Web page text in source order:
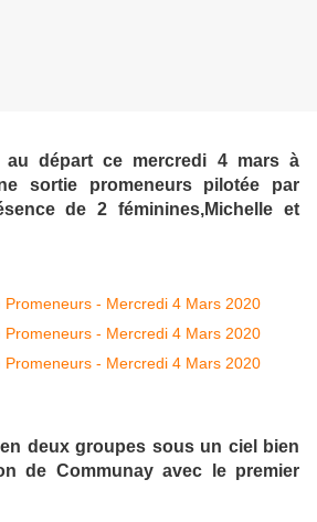
au départ ce mercredi 4 mars à
sortie promeneurs pilotée par
de 2 féminines,Michelle et
deux groupes sous un ciel bien
de Communay avec le premier